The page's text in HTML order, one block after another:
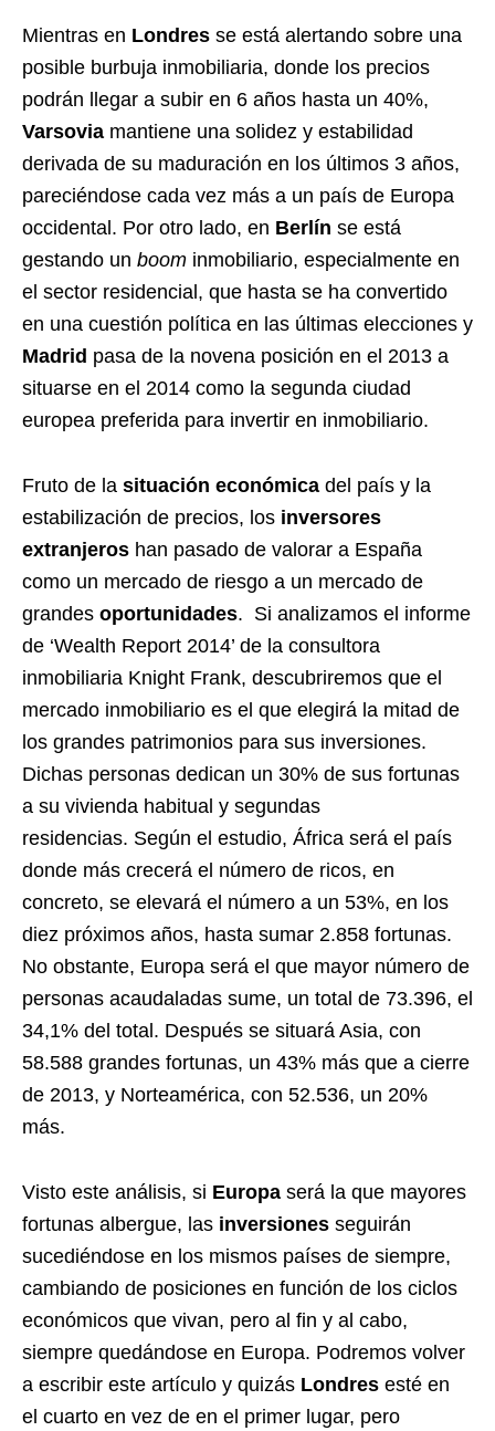
Mientras en Londres se está alertando sobre una
posible burbuja inmobiliaria, donde los precios
podrán llegar a subir en 6 años hasta un 40%,
Varsovia mantiene una solidez y estabilidad
derivada de su maduración en los últimos 3 años,
pareciéndose cada vez más a un país de Europa
occidental. Por otro lado, en Berlín se está
gestando un boom inmobiliario, especialmente en
el sector residencial, que hasta se ha convertido
en una cuestión política en las últimas elecciones y
Madrid pasa de la novena posición en el 2013 a
situarse en el 2014 como la segunda ciudad
europea preferida para invertir en inmobiliario.
Fruto de la situación económica del país y la
estabilización de precios, los inversores
extranjeros han pasado de valorar a España
como un mercado de riesgo a un mercado de
grandes oportunidades. Si analizamos el informe
de ‘Wealth Report 2014’ de la consultora
inmobiliaria Knight Frank, descubriremos que el
mercado inmobiliario es el que elegirá la mitad de
los grandes patrimonios para sus inversiones.
Dichas personas dedican un 30% de sus fortunas
a su vivienda habitual y segundas
residencias. Según el estudio, África será el país
donde más crecerá el número de ricos, en
concreto, se elevará el número a un 53%, en los
diez próximos años, hasta sumar 2.858 fortunas.
No obstante, Europa será el que mayor número de
personas acaudaladas sume, un total de 73.396, el
34,1% del total. Después se situará Asia, con
58.588 grandes fortunas, un 43% más que a cierre
de 2013, y Norteamérica, con 52.536, un 20%
más.
Visto este análisis, si Europa será la que mayores
fortunas albergue, las inversiones seguirán
sucediéndose en los mismos países de siempre,
cambiando de posiciones en función de los ciclos
económicos que vivan, pero al fin y al cabo,
siempre quedándose en Europa. Podremos volver
a escribir este artículo y quizás Londres esté en
el cuarto en vez de en el primer lugar, pero